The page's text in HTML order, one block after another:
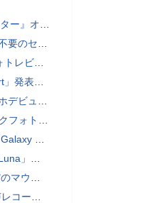
プレゼント［ホラー通信］
功した猛者が登場
ビュー
の低下を抑制
引になる親子割も
レビュー
ンクの価格攻勢
も精度向上
驚異のマウス
調整も対応